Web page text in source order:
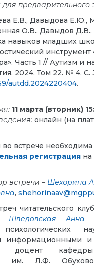
предварительного
Е.В., Давыдова Е.Ю.,
О.В., Давыдов Д.В.,
навыков младших
инструмент
Часть 1 // Аутизм и
2024. Том 22. № 4. С.
autdd.2024220404.
11 марта (вторник)
онлайн (на
во встрече необходима
регистрация на
встречи – Шехорина
,
читательского
Шведовская Анна
информационными и
доцент кафедры
им. Л.Ф.